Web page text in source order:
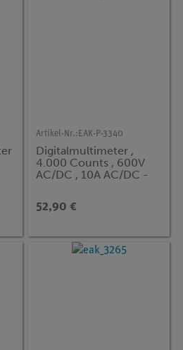
Artikel-Nr.: EAK-P-3340
Digitalmultimeter ,
4.000 Counts , 600V
AC/DC , 10A AC/DC -
52,90 €